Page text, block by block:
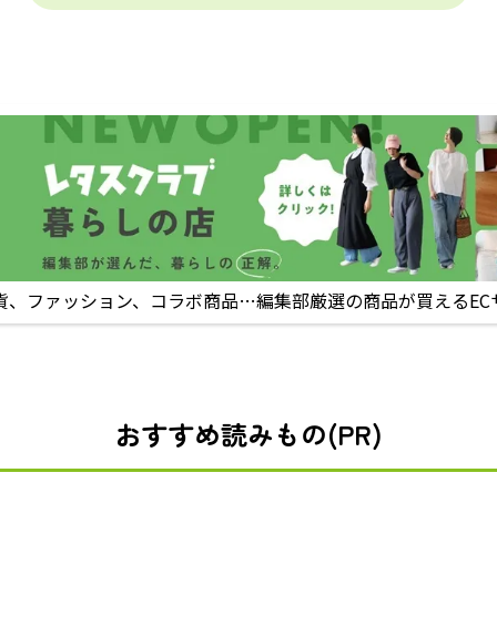
、ファッション、コラボ商品…編集部厳選の商品が買えるEC
おすすめ読みもの(PR)